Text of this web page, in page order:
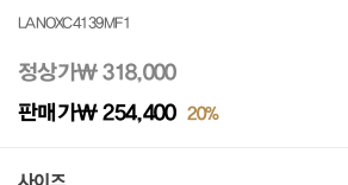
LANOXC4139MF1
정상가₩ 318,000
판매가₩ 254,400 20%
사이즈